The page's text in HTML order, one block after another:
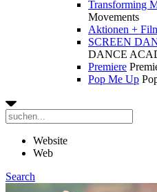
Transforming
Movements
Aktionen +
SCREEN
DANCE
Premiere
Pop Me Up
Website
Web
Search